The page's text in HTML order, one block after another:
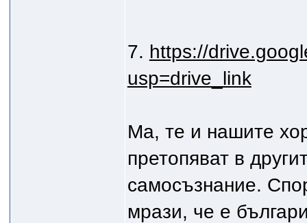
7. https://
usp=drive_link
Ма, те и нашите
претопяват в
самосъзнание.
мрази, че е